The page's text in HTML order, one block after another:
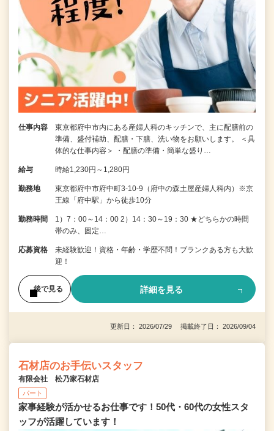
仕事内容
東京都府中市内にある産婦人科のキッチンで、主に配膳前の
準備、盛付補助、配膳・下膳、洗い物をお願いします。 ＜具
体的な仕事内容＞ ・配膳の準備・簡単な盛り…
給与 時給1,230円～1,280円
勤務地
東京都府中市府中町3-10-9（府中の森土屋産婦人科内）※京
王線「府中駅」から徒歩10分
勤務時間
1）7：00～14：00 2）14：30～19：30 ★どちらかの時間
帯のみ、固定…
応募資格
未経験歓迎！資格・年齢・学歴不問！ブランクある方も大歓
迎！
後で見る 詳細を見る
更新日： 2026/07/29 掲載終了日： 2026/09/04
石材店のお手伝いスタッフ
有限会社 松乃家石材店
パート
家事経験が活かせるお仕事です！50代・60代の女性スタ
ッフが活躍しています！